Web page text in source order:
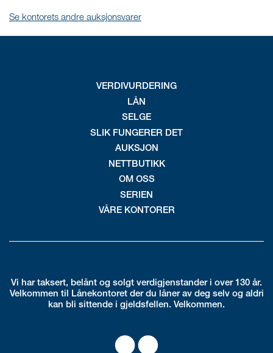
Se kontorets andre auksjonsvarer
VERDIVURDERING
LÅN
SELGE
SLIK FUNGERER DET
AUKSJON
NETTBUTIKK
OM OSS
SERIEN
VÅRE KONTORER
Vi har taksert, belånt og solgt verdigjenstander i over 130 år.
Velkommen til Lånekontoret der du låner av deg selv og aldri
kan bli sittende i gjeldsfellen. Velkommen.